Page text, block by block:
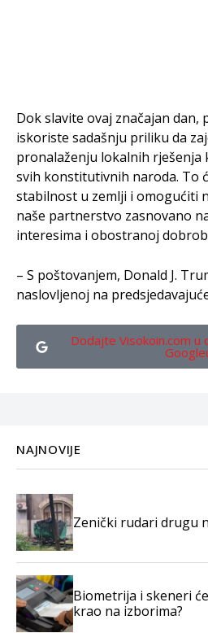
Dok slavite ovaj značajan dan,
iskoriste sadašnju priliku da
pronalaženju lokalnih rješenja
svih konstitutivnih naroda. To
stabilnost u zemlji i omogućiti
naše partnerstvo zasnovano
interesima i obostranoj
– S poštovanjem, Donald J.
naslovljenoj na
Dodajte Visokoin.com u
NAJNOVIJE
Zenički rudari drugu
Biometrija i skeneri
krao na izborima?